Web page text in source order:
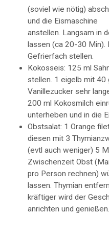
(soviel wie nötig)
und die Eismaschine
anstellen. Langsam in
lassen (ca 20-30 Min).
Gefrierfach stellen.
Kokosseis: 125 ml
stellen. 1 eigelb mit 40
Vanillezucker sehr
200 ml Kokosmilch
unterheben und in die
Obstsalat: 1 Orange
diesen mit 3
(evtl auch weniger) 5
Zwischenzeit Obst
pro Person rechnen)
lassen. Thymian
kräftiger wird der
anrichten und genießen.